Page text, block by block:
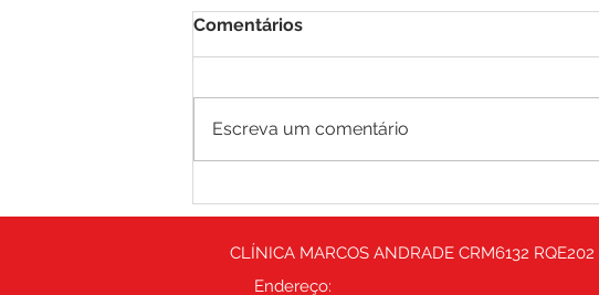
Comentários
Escreva um comentário
CLÍNICA MARCOS ANDRADE CRM6132 RQE202
Endereço: